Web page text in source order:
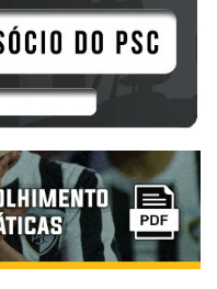
SC - Campo Major DN Nº2
1 - 5
AA Bela Vista
1 - 1
Portimonense
de Lagos Nº2
1 - 3
Portimonense
SC - Campo Major DN Nº2
- 0
Odiaxere
Municipal de Estômbar
- 2